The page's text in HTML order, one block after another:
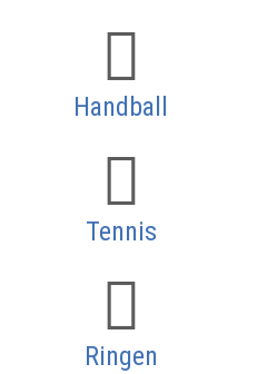
Handball
Tennis
Ringen